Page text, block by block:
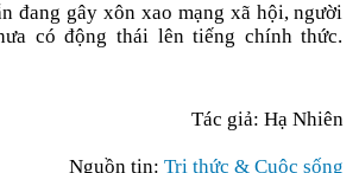
đang gây xôn xao mạng xã hội, người
có động thái lên tiếng chính thức.
Tác giả: Hạ Nhiên
Nguồn tin: Tri thức & Cuộc sống